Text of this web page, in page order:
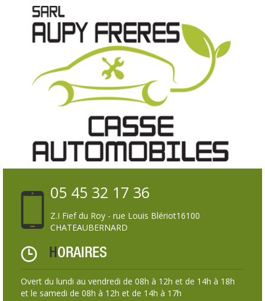
05 45 32 17 36
Z.I Fief du Roy - rue Louis Blériot16100
CHATEAUBERNARD
HORAIRES
Overt du lundi au vendredi de 08h à 12h et de 14h à 18h
et le samedi de 08h à 12h et de 14h à 17h